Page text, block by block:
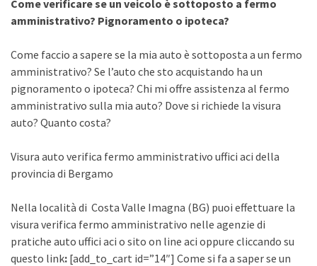
Come verificare se un veicolo è sottoposto a fermo
amministrativo? Pignoramento o ipoteca?
Come faccio a sapere se la mia auto è sottoposta a un fermo
amministrativo? Se l’auto che sto acquistando ha un
pignoramento o ipoteca? Chi mi offre assistenza al fermo
amministrativo sulla mia auto? Dove si richiede la visura
auto? Quanto costa?
Visura auto verifica fermo amministrativo uffici aci della
provincia di Bergamo
Nella località di Costa Valle Imagna (BG) puoi effettuare la
visura verifica fermo amministrativo nelle agenzie di
pratiche auto uffici aci o sito on line aci oppure cliccando su
questo link: [add_to_cart id=”14″] Come si fa a saper se un